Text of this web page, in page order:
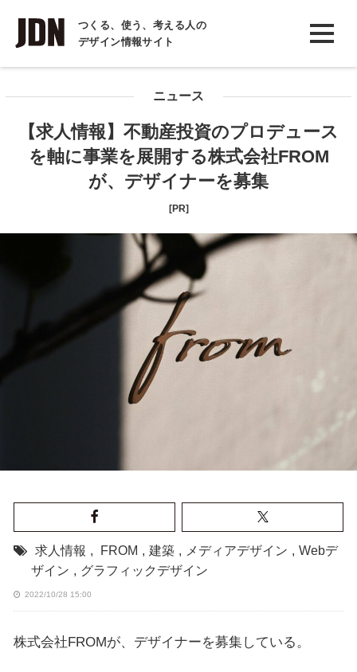
つくる、使う、考える人の
デザイン情報サイト
INTERVIEW
インタビュー
COLUMN
ニュース
【求人情報】不動産投資のプロデュース
を軸に事業を展開する株式会社FROM
が、デザイナーを募集
[PR]
求人情報 , FROM , 建築 , メディアデザイン , Webデ
ザイン , グラフィックデザイン
2022/10/28 15:00
株式会社FROMが、デザイナーを募集している。